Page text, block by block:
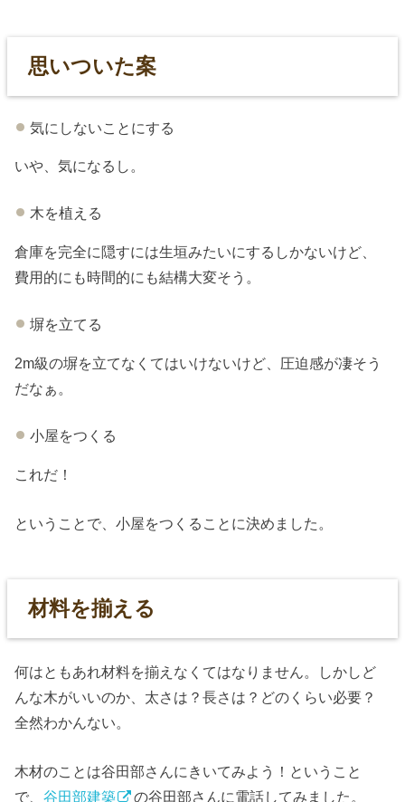
思いついた案
気にしないことにする
いや、気になるし。
木を植える
倉庫を完全に隠すには生垣みたいにするしかないけど、
費用的にも時間的にも結構大変そう。
塀を立てる
2m級の塀を立てなくてはいけないけど、圧迫感が凄そう
だなぁ。
小屋をつくる
これだ！
ということで、小屋をつくることに決めました。
材料を揃える
何はともあれ材料を揃えなくてはなりません。しかしど
んな木がいいのか、太さは？長さは？どのくらい必要？
全然わかんない。
木材のことは谷田部さんにきいてみよう！ということ
で、谷田部建築 の谷田部さんに電話してみました。